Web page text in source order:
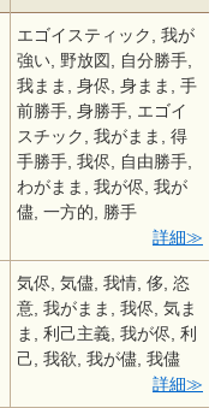
エゴイスティック, 我が
強い, 野放図, 自分勝手,
我まま, 身侭, 身まま, 手
前勝手, 身勝手, エゴイ
スチック, 我がまま, 得
手勝手, 我侭, 自由勝手,
わがまま, 我が侭, 我が
儘, 一方的, 勝手
詳細
気侭, 気儘, 我情, 侈, 恣
意, 我がまま, 我侭, 気ま
ま, 利己主義, 我が侭, 利
己, 我欲, 我が儘, 我儘
詳細